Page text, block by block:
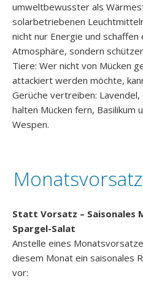
umweltbewusster als
solarbetriebenen
nicht nur Energie und schaffen
Atmosphäre, sondern
Tiere: Wer nicht von Mücken
attackiert werden möchte,
Gerüche vertreiben:
halten Mücken fern, Basilikum
Wespen.
Statt Vorsatz – Saisonales
Spargel-Salat
Anstelle eines
diesem Monat ein saisonales
vor: